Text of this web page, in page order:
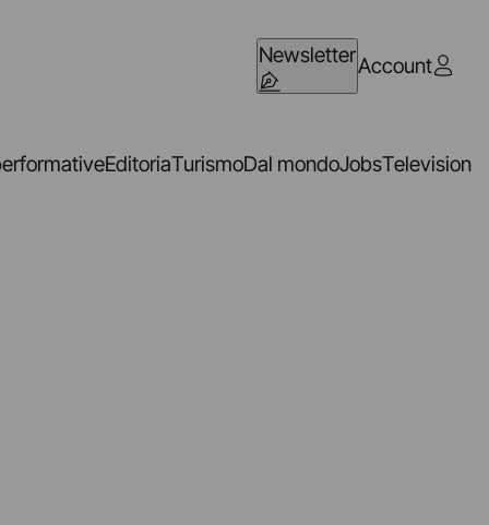
NewsletterAccount
EditoriaTurismoDal mondoJobsTelevision